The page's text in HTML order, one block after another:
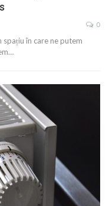
0
spațiu în care ne putem